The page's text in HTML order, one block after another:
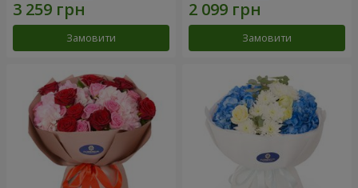
Замовити Замовити